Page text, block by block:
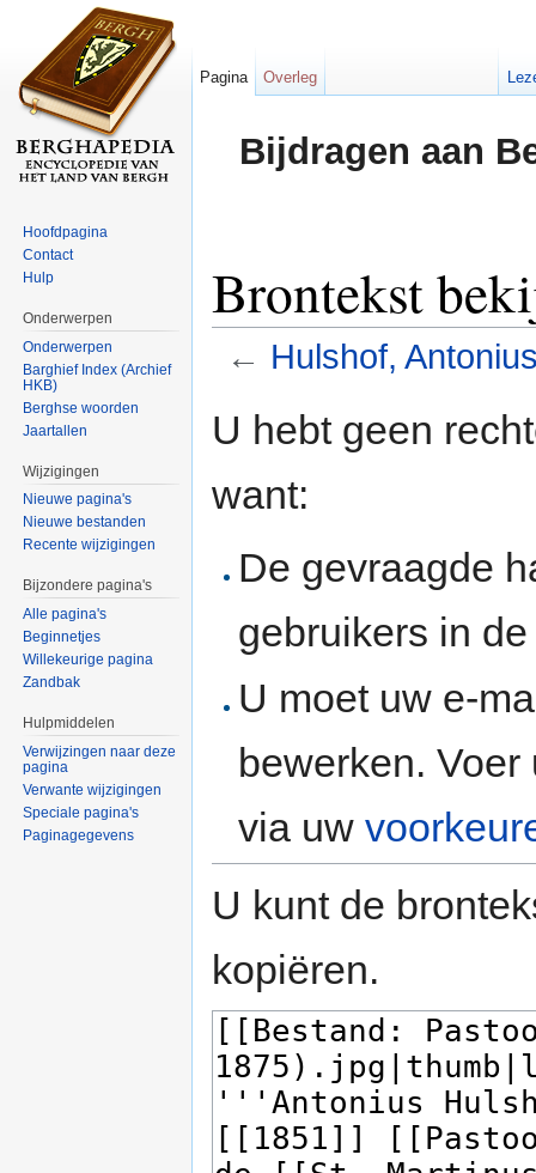
Bijdragen aan
Brontekst
← Hulshof,
U hebt geen
want:
De gevraagde
gebruikers in
U moet uw e-
bewerken.
via uw
U kunt de
kopiëren.
Pagina Overleg
Hoofdpagina
Contact
Hulp
Onderwerpen
Onderwerpen
Barghief Index (Archief
HKB)
Berghse woorden
Jaartallen
Wijzigingen
Nieuwe pagina's
Nieuwe bestanden
Recente wijzigingen
Bijzondere pagina's
Alle pagina's
Beginnetjes
Willekeurige pagina
Zandbak
Hulpmiddelen
Verwijzingen naar deze
pagina
Verwante wijzigingen
Speciale pagina's
Paginagegevens